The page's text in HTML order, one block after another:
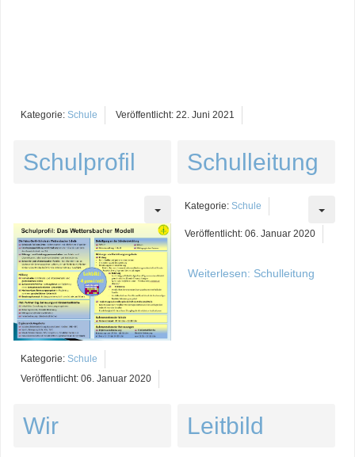
Kategorie: Schule Veröffentlicht: 22. Juni 2021
Schulprofil
Kategorie: Schule
Veröffentlicht: 06. Januar 2020
Schulleitung
Kategorie: Schule
Veröffentlicht: 06. Januar 2020
Weiterlesen: Schulleitung
Wir Leitbild